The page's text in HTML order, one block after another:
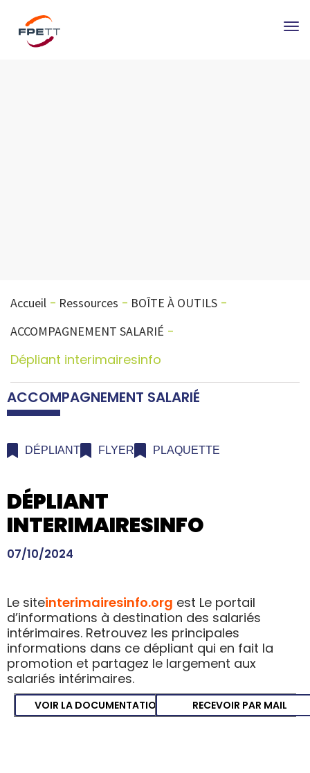
Accueil Ressources
BOÎTE À OUTILS
ACCOMPAGNEMENT SALARIÉ
Dépliant interimairesinfo
ACCOMPAGNEMENT SALARIÉ
DÉPLIANT FLYER PLAQUETTE
DÉPLIANT
INTERIMAIRESINFO
07/10/2024
Le siteinterimairesinfo.org est Le portail
d’informations à destination des salariés
intérimaires. Retrouvez les principales
informations dans ce dépliant qui en fait la
promotion et partagez le largement aux
salariés intérimaires.
VOIR LA DOCUMENTATION RECEVOIR PAR MAIL